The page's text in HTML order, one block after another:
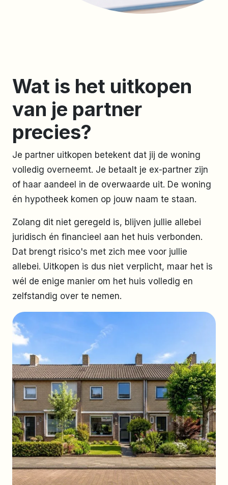
Wat is het uitkopen
van je partner
precies?
Je partner uitkopen betekent dat jij de woning
volledig overneemt. Je betaalt je ex-partner zijn
of haar aandeel in de overwaarde uit. De woning
én hypotheek komen op jouw naam te staan.
Zolang dit niet geregeld is, blijven jullie allebei
juridisch én financieel aan het huis verbonden.
Dat brengt risico's met zich mee voor jullie
allebei. Uitkopen is dus niet verplicht, maar het is
wél de enige manier om het huis volledig en
zelfstandig over te nemen.